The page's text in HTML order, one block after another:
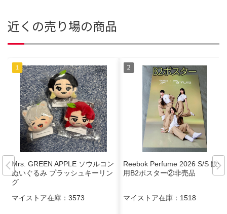
近くの売り場の商品
Mrs. GREEN APPLE ソウルコン
ぬいぐるみ プラッシュキーリン
グ
マイストア在庫： 3573
Reebok Perfume 2026 S/S 販促
用B2ポスター②非売品
マイストア在庫： 1518